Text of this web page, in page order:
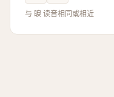
与 睙 读音相同或相近